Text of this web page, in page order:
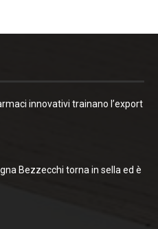
innovativi trainano l’export
Bezzecchi torna in sella ed è